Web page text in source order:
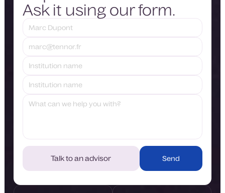
Ask it using our form.
Talk to an advisor